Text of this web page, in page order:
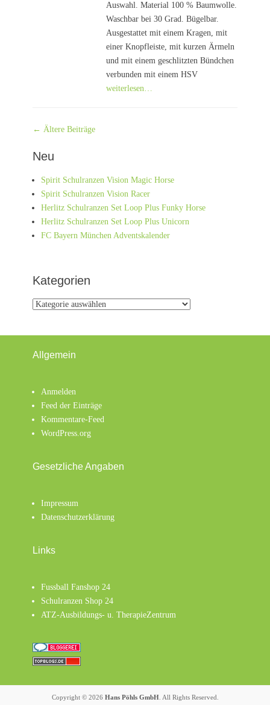
Auswahl. Material 100 % Baumwolle.
Waschbar bei 30 Grad. Bügelbar.
Ausgestattet mit einem Kragen, mit
einer Knopfleiste, mit kurzen Ärmeln
und mit einem geschlitzten Bündchen
verbunden mit einem HSV
weiterlesen…
Beitragsnavigation
← Ältere Beiträge
Neu
Spirit Schulranzen Vision Magic Horse
Spirit Schulranzen Vision Racer
Herlitz Schulranzen Set Loop Plus Funky Horse
Herlitz Schulranzen Set Loop Plus Unicorn
FC Bayern München Adventskalender
Kategorien
Kategorien
Allgemein
Anmelden
Feed der Einträge
Kommentare-Feed
WordPress.org
Gesetzliche Angaben
Impressum
Datenschutzerklärung
Links
Fussball Fanshop 24
Schulranzen Shop 24
ATZ-Ausbildungs- u. TherapieZentrum
Copyright © 2026 Hans Pöhls GmbH. All Rights Reserved.